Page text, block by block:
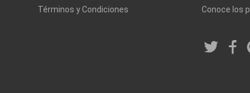
Términos y Condiciones
Conoce los